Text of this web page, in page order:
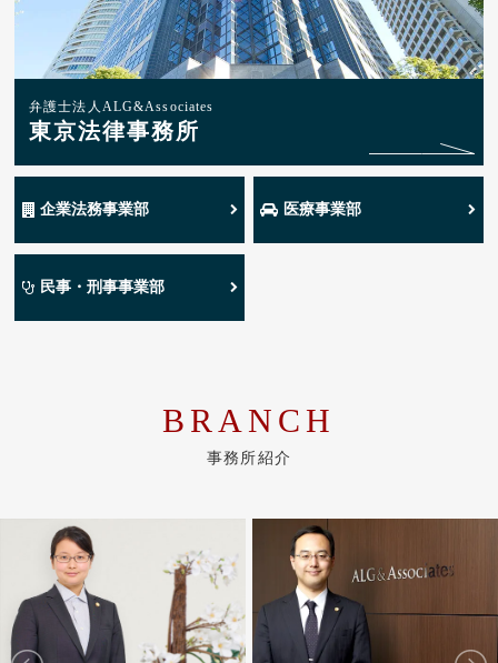
弁護士法人ALG&Associates
東京法律事務所
企業法務事業部 医療事業部
民事・刑事事業部
事務所紹介
BRANCH